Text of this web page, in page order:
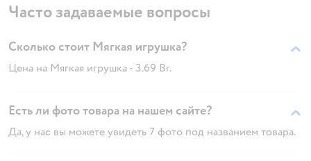
Часто задаваемые вопросы
Сколько стоит Мягкая игрушка?
Цена на Мягкая игрушка - 3.69 Br.
Есть ли фото товара на нашем сайте?
Да, у нас вы можете увидеть 7 фото под названием товара.